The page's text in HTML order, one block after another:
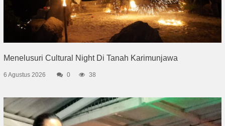
Menelusuri Cultural Night Di Tanah Karimunjawa
6 Agustus 2026 0 38